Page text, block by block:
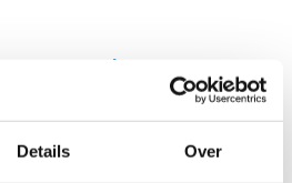
Details Over
Lommel